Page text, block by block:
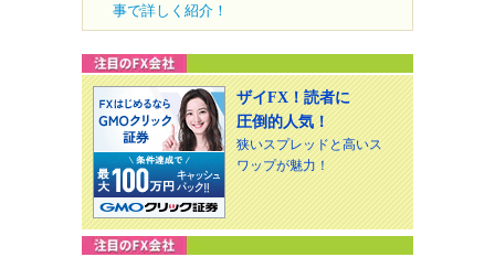
事で詳しく紹介！
ザイFX！読者に
圧倒的人気！
狭いスプレッドと高いス
ワップが魅力！